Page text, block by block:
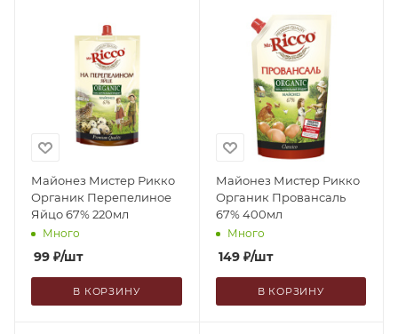
Майонез Мистер Рикко
Органик Перепелиное
Яйцо 67% 220мл
Много
99 ₽/шт
В КОРЗИНУ
Майонез Мистер Рикко
Органик Провансаль
67% 400мл
Много
149₽/шт
В КОРЗИНУ